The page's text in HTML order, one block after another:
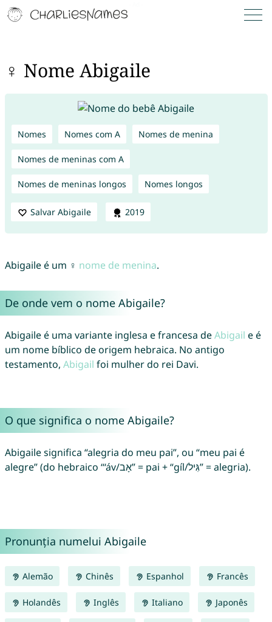
♀ Nome Abigaile
Nomes Nomes com A Nomes de menina
Nomes de meninas com A
Nomes de meninas longos Nomes longos
Salvar Abigaile 2019
Abigaile é um ♀ nome de menina.
De onde vem o nome Abigaile?
Abigaile é uma variante inglesa e francesa deAbigail e é
um nome bíblico de origem hebraica. No antigo
testamento, Abigail foi mulher do rei Davi.
O que significa o nome Abigaile?
Abigaile significa “alegria do meu pai”, ou “meu pai é
alegre” (do hebraico “‘áv/אָב” = pai + “gíl/גִּיל” = alegria).
Pronunția numelui Abigaile
Alemão Chinês Espanhol Francês
Holandês Inglês Italiano Japonês